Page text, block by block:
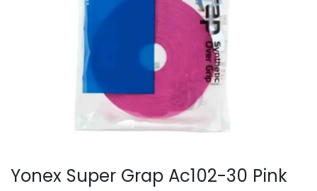
Yonex Super Grap Ac102-30 Pink